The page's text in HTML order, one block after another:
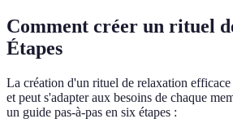
Comment créer un rituel
Étapes
La création d'un rituel de relaxation
et peut s'adapter aux besoins de chaque
un guide pas-à-pas en six étapes :